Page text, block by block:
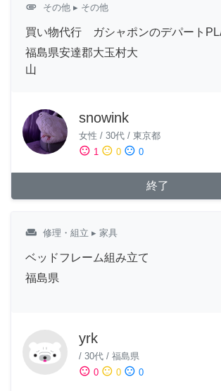
attachment その他 ▸ その他
買い物代行 ガシャポンのデパート
福島県安達郡大玉村大
山
snowink
女性 / 30代 / 東京都
sentiment_satisfied 1 sentiment_neutral 0 sentiment_dissatisfied 0
終了
weekend 修理・組立 ▸ 家具
ベッドフレーム組み立て
福島県
yrk
/ 30代 / 福島県
sentiment_satisfied 0 sentiment_neutral 0 sentiment_dissatisfied 0